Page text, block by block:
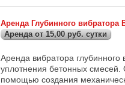
Аренда Глубинного вибратора
Аренда от 15,00 руб. сутки
Аренда вибратора
уплотнения бетонных
помощью создания